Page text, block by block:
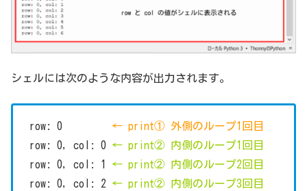
シェルには次のような内容が出力されます。
row: 0 ← print① 外側のループ1回目
row: 0, col: 0 ← print② 内側のループ1回目
row: 0, col: 1 ← print② 内側のループ2回目
row: 0, col: 2 ← print② 内側のループ3回目